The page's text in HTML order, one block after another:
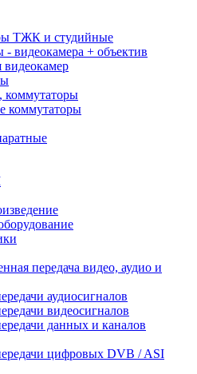
ТЖК и студийные
видеокамера + объектив
коммутаторы
передача видео, аудио и
аудиосигналов
видеосигналов
данных и каналов
цифровых DVB / ASI